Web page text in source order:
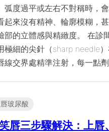
弧度過平或左右不對稱時，
起來沒有精神、輪廓模糊，
部的立體感與精緻度。 在診
極細的尖針（sharp needle
線交界處精準注射，每一點劑
玻尿酸
唇三步驟解決：上唇